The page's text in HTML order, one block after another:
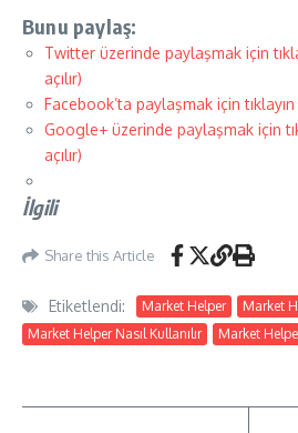
Bunu paylaş:
Twitter üzerinde paylaşmak için
açılır)
Facebook’ta paylaşmak için
Google+ üzerinde paylaşmak için
açılır)
İlgili
Share this Article
Etiketlendi: Market Helper
Market
Market Helper Nasıl Kullanılır
Market